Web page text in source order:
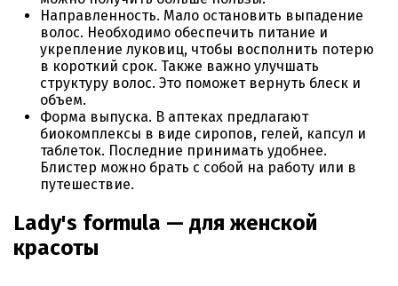
Направленность. Мало остановить выпадение
волос. Необходимо обеспечить питание и
укрепление луковиц, чтобы восполнить потерю
в короткий срок. Также важно улучшать
структуру волос. Это поможет вернуть блеск и
объем.
Форма выпуска. В аптеках предлагают
биокомплексы в виде сиропов, гелей, капсул и
таблеток. Последние принимать удобнее.
Блистер можно брать с собой на работу или в
путешествие.
Lady's formula — для женской
красоты